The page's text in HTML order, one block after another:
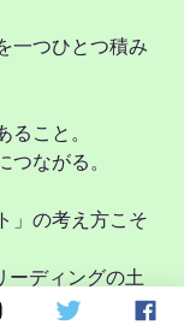
一つひとつ積み
ること。
つながる。
」の考え方こそ
ーディングの土